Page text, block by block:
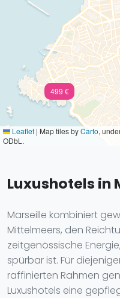
499 €
Leaflet | Map tiles byCarto,
ODbL.
Luxushotels in
Marseille kombiniert
Mittelmeers, den
zeitgenössische
spürbar ist. Für
raffinierten Rahmen
Luxushotels eine